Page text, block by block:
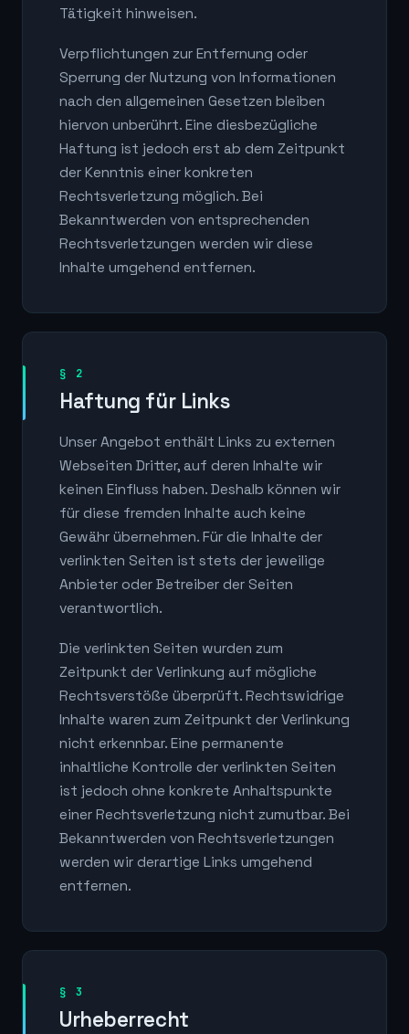
Tätigkeit hinweisen.
Verpflichtungen zur Entfernung oder
Sperrung der Nutzung von Informationen
nach den allgemeinen Gesetzen bleiben
hiervon unberührt. Eine diesbezügliche
Haftung ist jedoch erst ab dem Zeitpunkt
der Kenntnis einer konkreten
Rechtsverletzung möglich. Bei
Bekanntwerden von entsprechenden
Rechtsverletzungen werden wir diese
Inhalte umgehend entfernen.
§ 2
Haftung für Links
Unser Angebot enthält Links zu externen
Webseiten Dritter, auf deren Inhalte wir
keinen Einfluss haben. Deshalb können wir
für diese fremden Inhalte auch keine
Gewähr übernehmen. Für die Inhalte der
verlinkten Seiten ist stets der jeweilige
Anbieter oder Betreiber der Seiten
verantwortlich.
Die verlinkten Seiten wurden zum
Zeitpunkt der Verlinkung auf mögliche
Rechtsverstöße überprüft. Rechtswidrige
Inhalte waren zum Zeitpunkt der Verlinkung
nicht erkennbar. Eine permanente
inhaltliche Kontrolle der verlinkten Seiten
ist jedoch ohne konkrete Anhaltspunkte
einer Rechtsverletzung nicht zumutbar. Bei
Bekanntwerden von Rechtsverletzungen
werden wir derartige Links umgehend
entfernen.
§ 3
Urheberrecht